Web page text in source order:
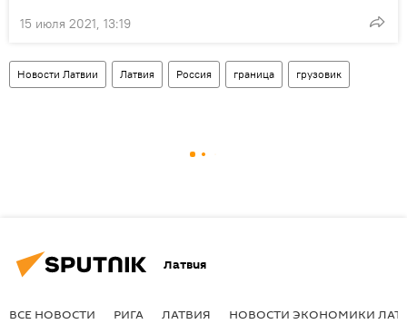
15 июля 2021, 13:19
Новости Латвии Латвия Россия граница грузовик
Латвия
ВСЕ НОВОСТИ РИГА ЛАТВИЯ НОВОСТИ ЭКОНОМИКИ